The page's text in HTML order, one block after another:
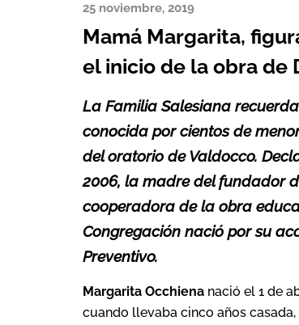
25 noviembre, 2019
Mamá Margarita,
el inicio de la obra de
La Familia Salesiana
conocida por cientos de
del oratorio de Valdocco.
2006, la madre del fundador
cooperadora de la obra
Congregación nació por su
Preventivo.
Margarita Occhiena nació el 1 de
cuando llevaba cinco años